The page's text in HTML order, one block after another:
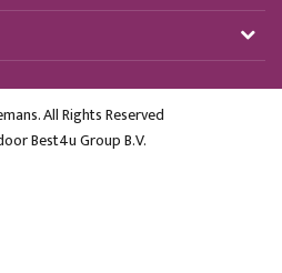
All Rights Reserved
Best4u Group B.V.